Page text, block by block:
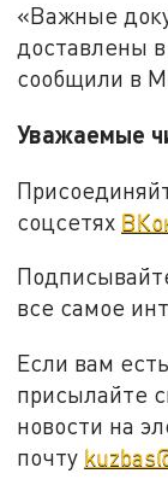
«Важные
доставлены
сообщили в
Уважаемые
соцсетях
все самое
Если вам
присылайте
новости на
почту